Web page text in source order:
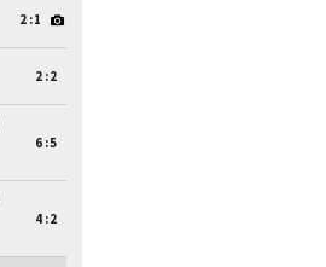
2:1
2:2
6:5
4:2